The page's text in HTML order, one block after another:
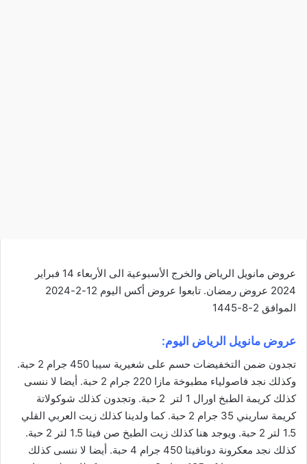
عروض مانويل الرياض والخرج الأسبوعية الى الأربعاء 14 فبراير
2024 عروض رمضان. تابعوا
عروض أكس
اليوم 12-2-2024
الموافق 2-8-1445
عروض مانويل الرياض اليوم:
تجدون ضمن التخفيضات حسم على شعيرية سيبا 450 جرام 2 حبة.
وكذلك نجد فاصولياء مطبوخة مازا 220 جرام 2 حبة. أيضا لا ننسى
كذلك كريمة الطبخ اورال 1 لتر 2 حبة. وتجدون كذلك شوكولاتة
كريمة ساريني 35 جرام 2 حبة. كما ولدينا كذلك زيت العربي القلي
1.5 لتر 2 حبة. ويوجد هنا كذلك زيت الطبخ صن فيتا 1.5 لتر 2 حبة.
كذلك نجد معكرونة دونافيتا 450 جرام 4 حبة. أيضا لا ننسى كذلك